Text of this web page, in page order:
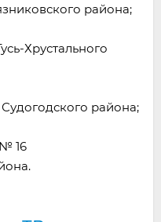
района;
Хрустального
района;
16